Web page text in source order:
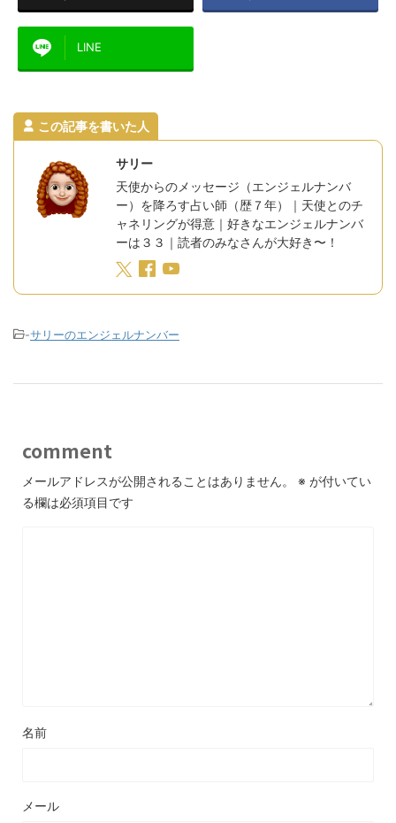
LINE
この記事を書いた人
サリー
天使からのメッセージ（エンジェルナンバ
ー）を降ろす占い師（歴７年）｜天使とのチ
ャネリングが得意｜好きなエンジェルナンバ
ーは３３｜読者のみなさんが大好き〜！
-サリーのエンジェルナンバー
comment
メールアドレスが公開されることはありません。 ※ が付いてい
る欄は必須項目です
名前
メール